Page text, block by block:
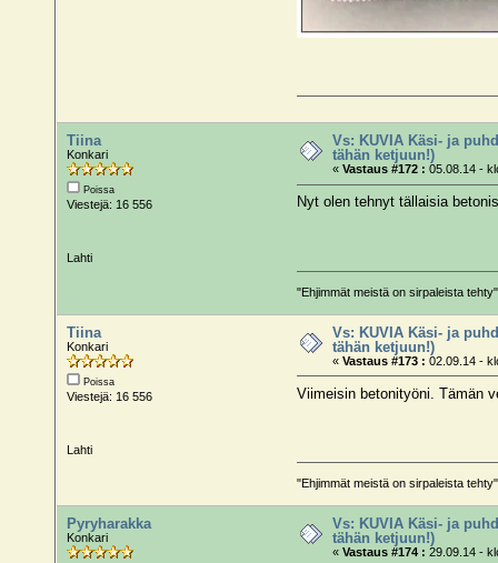
Tiina
Konkari
Poissa
Viestejä: 16 556
Lahti
Vs: KUVIA Käsi- ja
tähän ketjuun!)
«Vastaus #172 : 05.08.14 -
Nyt olen tehnyt tällaisia
"Ehjimmät meistä on sirpaleista
Tiina
Konkari
Poissa
Viestejä: 16 556
Lahti
Vs: KUVIA Käsi- ja
tähän ketjuun!)
«Vastaus #173 : 02.09.14 -
Viimeisin betonityöni. Tämän
"Ehjimmät meistä on sirpaleista
Pyryharakka
Konkari
Vs: KUVIA Käsi- ja
tähän ketjuun!)
«Vastaus #174 : 29.09.14 -